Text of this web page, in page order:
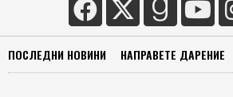
ПОСЛЕДНИ НОВИНИ НАПРАВЕТЕ ДАРЕНИЕ